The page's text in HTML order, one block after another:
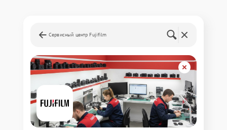
Сервисный центр Fujifilm